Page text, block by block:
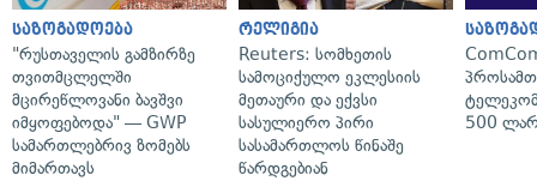
საზოგადოება
"რუსთაველის გამზირზე
თვითმცლელში
მცირეწლოვანი ბავშვი
იმყოფებოდა" — GWP
სამართლებრივ ზომებს
მიმართავს
რელიგია
Reuters: სომხეთის
სამოციქულო ეკლესიის
მეთაური და ექვსი
სასულიერო პირი
სასამართლოს წინაშე
წარდგებიან
500